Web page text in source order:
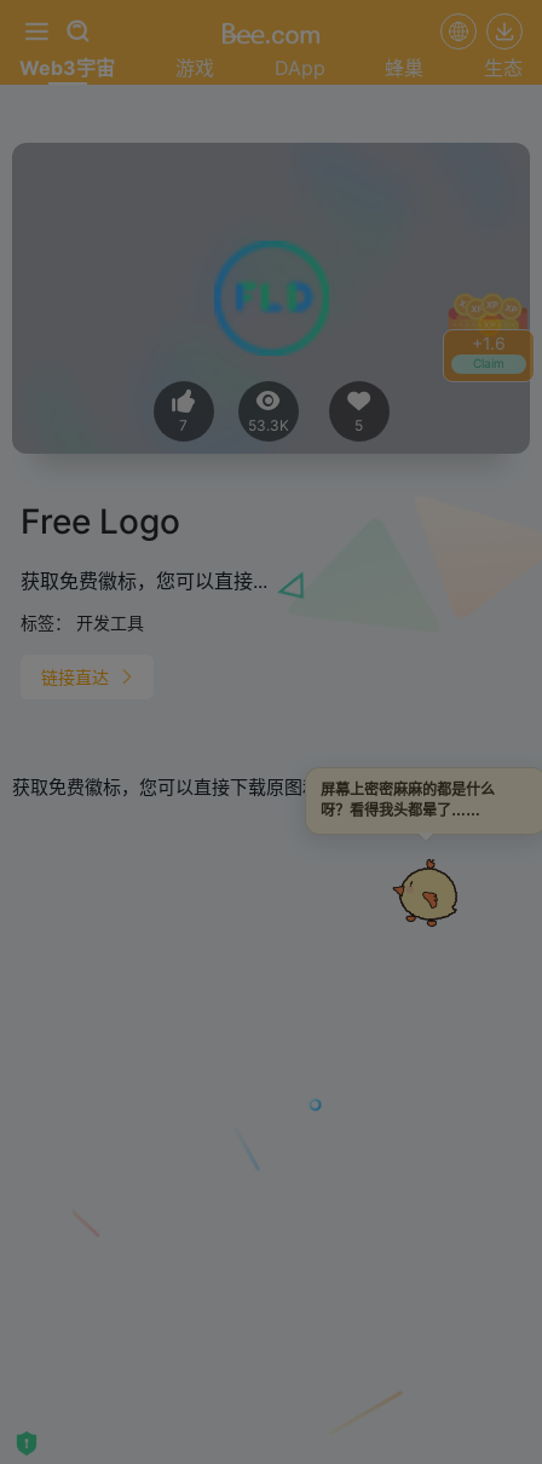
+1.6
Claim
Web3宇宙 游戏 DApp 蜂巢 生态
7 53.3K 5
Free Logo
获取免费徽标，您可以直接...
标签： 开发工具
链接直达
获取免费徽标，您可以直接下载原图和矢量图屏幕上密密麻麻的都是什么
呀？看得我头都晕了……